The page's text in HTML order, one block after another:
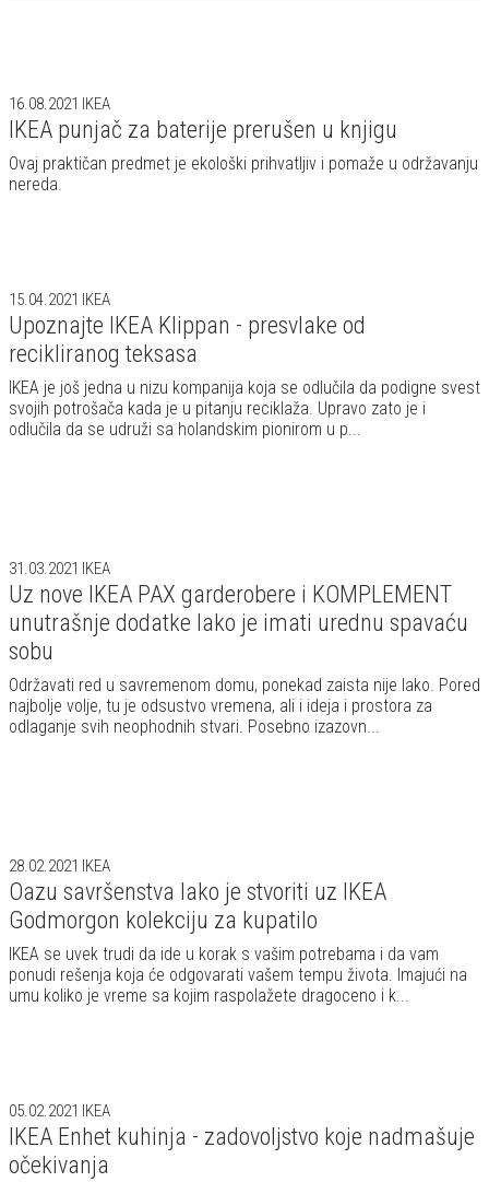
16.08.2021 IKEA
IKEA punjač za baterije prerušen u knjigu
Ovaj praktičan predmet je ekološki prihvatljiv i pomaže u održavanju
nereda.
15.04.2021 IKEA
Upoznajte IKEA Klippan - presvlake od
recikliranog teksasa
IKEA je još jedna u nizu kompanija koja se odlučila da podigne svest
svojih potrošača kada je u pitanju reciklaža. Upravo zato je i
odlučila da se udruži sa holandskim pionirom u p...
31.03.2021 IKEA
Uz nove IKEA PAX garderobere i KOMPLEMENT
unutrašnje dodatke lako je imati urednu spavaću
sobu
Održavati red u savremenom domu, ponekad zaista nije lako. Pored
najbolje volje, tu je odsustvo vremena, ali i ideja i prostora za
odlaganje svih neophodnih stvari. Posebno izazovn...
28.02.2021 IKEA
Oazu savršenstva lako je stvoriti uz IKEA
Godmorgon kolekciju za kupatilo
IKEA se uvek trudi da ide u korak s vašim potrebama i da vam
ponudi rešenja koja će odgovarati vašem tempu života. Imajući na
umu koliko je vreme sa kojim raspolažete dragoceno i k...
05.02.2021 IKEA
IKEA Enhet kuhinja - zadovoljstvo koje nadmašuje
očekivanja